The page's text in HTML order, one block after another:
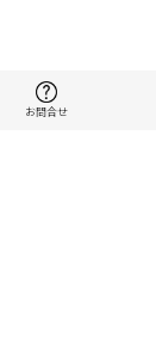
お問合せ